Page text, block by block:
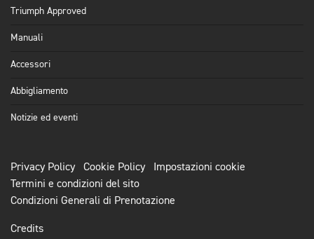
Triumph Approved
Manuali
Accessori
Abbigliamento
Notizie ed eventi
Privacy Policy Cookie Policy
Impostazioni cookie
Termini e condizioni del sito
Condizioni Generali di Prenotazione
Credits